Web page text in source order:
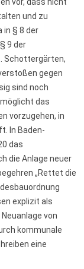
vor, dass nicht
und zu
in § 8 der
9 der
Schottergärten,
gegen
sind noch
das
vorzugehen, in
In Baden-
das
die Anlage neuer
„Rettet die
explizit als
von
kommunale
eine